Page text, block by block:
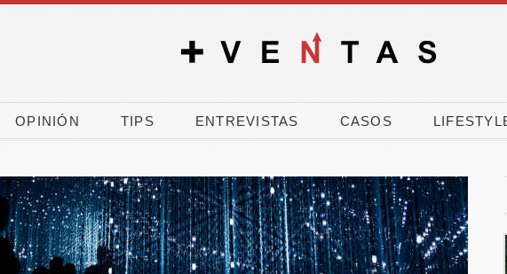
OPINIÓN TIPS ENTREVISTAS CASOS